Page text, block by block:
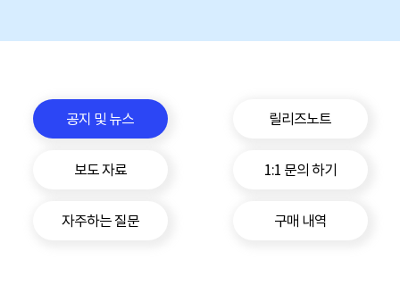
공지 및 뉴스 릴리즈노트
보도 자료 1:1 문의 하기
자주하는 질문 구매 내역